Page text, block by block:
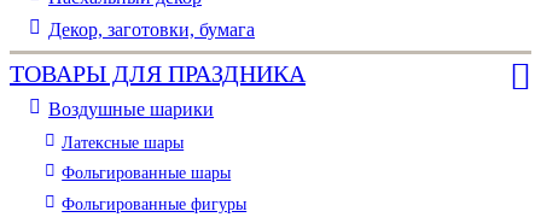
Декор, заготовки, бумага
ТОВАРЫ ДЛЯ ПРАЗДНИКА
Воздушные шарики
Латексные шары
Фольгированные шары
Фольгированные фигуры